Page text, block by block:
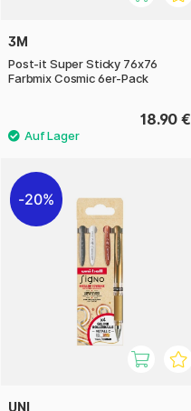
3M
Post-it Super Sticky 76x76
Farbmix Cosmic 6er-Pack
18.90 €
20%
UNI